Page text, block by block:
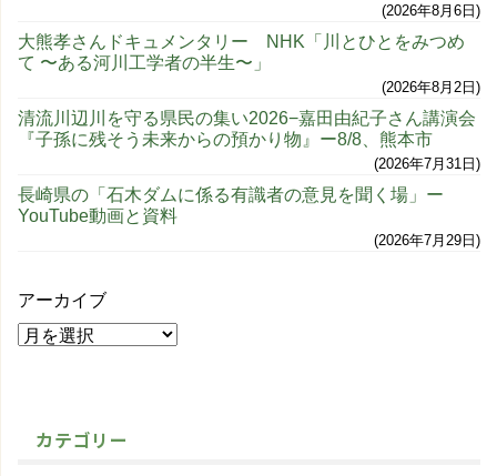
2026年8月6日
大熊孝さんドキュメンタリー NHK「川とひとをみつめ
て 〜ある河川工学者の半生〜」
2026年8月2日
清流川辺川を守る県民の集い2026−嘉田由紀子さん講演会
『子孫に残そう未来からの預かり物』ー8/8、熊本市
2026年7月31日
長崎県の「石木ダムに係る有識者の意見を聞く場」ー
YouTube動画と資料
2026年7月29日
アーカイブ
カテゴリー